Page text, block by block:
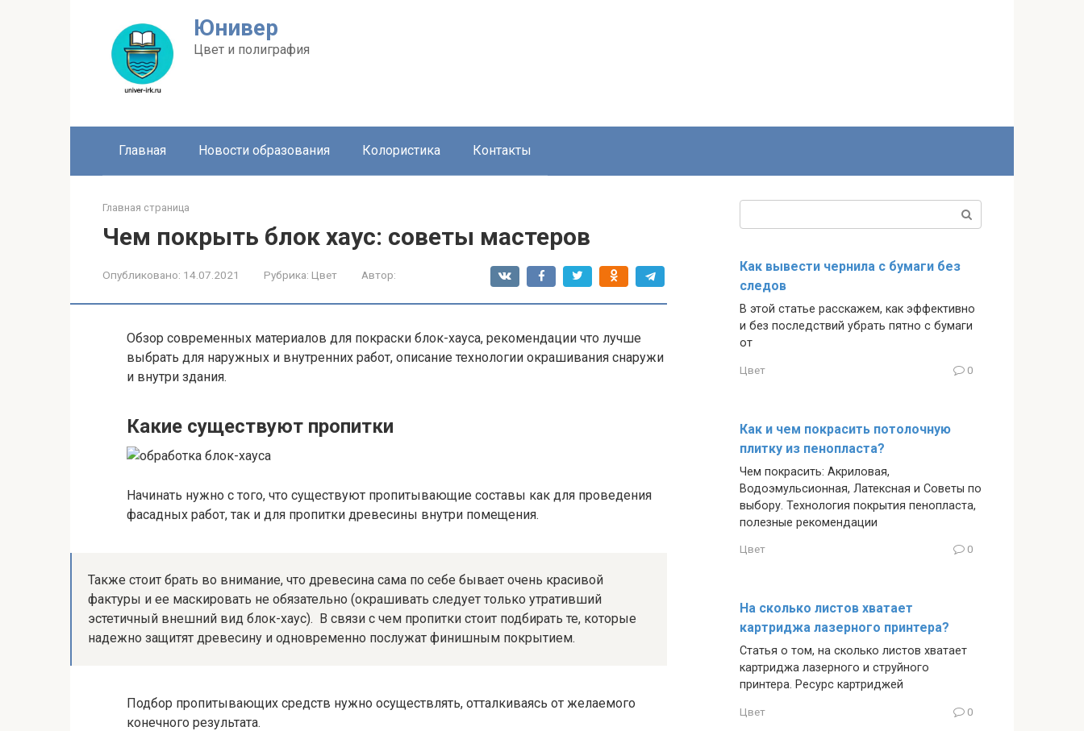
Юнивер
Цвет и полиграфия
Главная Новости образования Колористика Контакты
Главная страница
Чем покрыть блок хаус: советы мастеров
Опубликовано: 14.07.2021 Рубрика: Цвет Автор:
Обзор современных материалов для покраски блок-хауса, рекомендации что лучше
выбрать для наружных и внутренних работ, описание технологии окрашивания снаружи
и внутри здания.
Какие существуют пропитки
Начинать нужно с того, что существуют пропитывающие составы как для проведения
фасадных работ, так и для пропитки древесины внутри помещения.
Также стоит брать во внимание, что древесина сама по себе бывает очень красивой
фактуры и ее маскировать не обязательно (окрашивать следует только утративший
эстетичный внешний вид блок-хаус). В связи с чем пропитки стоит подбирать те, которые
надежно защитят древесину и одновременно послужат финишным покрытием.
Подбор пропитывающих средств нужно осуществлять, отталкиваясь от желаемого
конечного результата.
Как вывести чернила с бумаги без
следов
В этой статье расскажем, как эффективно
и без последствий убрать пятно с бумаги
от
Цвет 0
Как и чем покрасить потолочную
плитку из пенопласта?
Чем покрасить: Акриловая,
Водоэмульсионная, Латексная и Советы по
выбору. Технология покрытия пенопласта,
полезные рекомендации
Цвет 0
На сколько листов хватает
картриджа лазерного принтера?
Статья о том, на сколько листов хватает
картриджа лазерного и струйного
принтера. Ресурс картриджей
Цвет 0